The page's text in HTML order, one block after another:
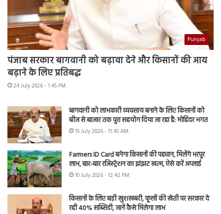
Punjab
पंजाब सरकार बागवानी को बढ़ावा देने और किसानों की आय
बढ़ाने के लिए प्रतिबद्ध
24 July 2026 - 1:45 PM
बागवानी को लाभकारी व्यवसाय बनाने के लिए किसानों को
बीज से बाजार तक पूरा सहयोग दिया जा रहा है: मोहिंदर भगत
15 July 2026 - 11:43 AM
Farmers ID Card बनेगा किसानों की पहचान, मिलेंगे भरपूर
लाभ, बार-बार रजिस्ट्रेशन का झंझट खत्म, ऐसे करें अप्लाई
10 July 2026 - 12:42 PM
किसानों के लिए बड़ी खुशखबरी, फूलों की खेती पर सरकार दे
रही 40% सब्सिडी, जानें कैसे मिलेगा लाभ